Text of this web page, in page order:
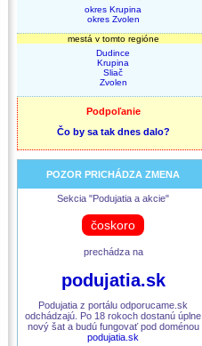
okres Krupina
okres Zvolen
mestá v tomto regióne
Dudince
Krupina
Sliač
Zvolen
Podpoľanie
Čo by sa tak dnes dalo?
POZOR PRICHÁDZA ZMENA
Sekcia "Podujatia a akcie"
čoskoro
prechádza na
podujatia.sk
Podujatia z portálu odporucame.sk
odchádzajú. Po 18 rokoch dostanú úplne
nový šat a budú fungovať pod doménou
podujatia.sk